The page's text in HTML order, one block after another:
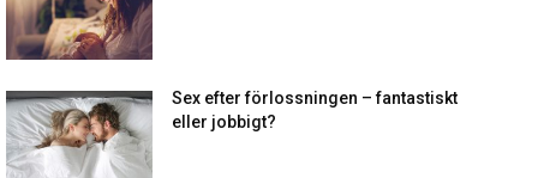
Sex efter förlossningen – fantastiskt
eller jobbigt?